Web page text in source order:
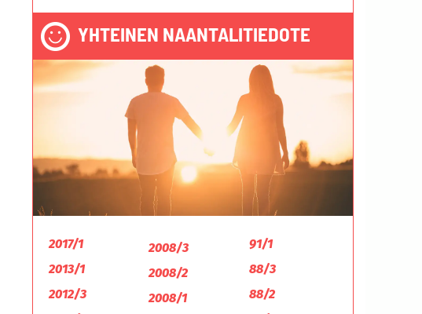
YHTEINEN NAANTALITIEDOTE
2017/1
2013/1
2012/3
2008/3
2008/2
2008/1
91/1
88/3
88/2